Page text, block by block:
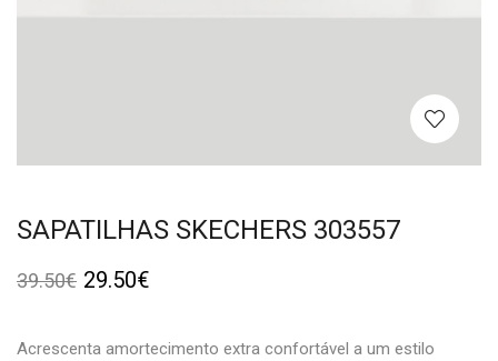
SAPATILHAS SKECHERS 303557
39.50€ 29.50€
Acrescenta amortecimento extra confortável a um estilo